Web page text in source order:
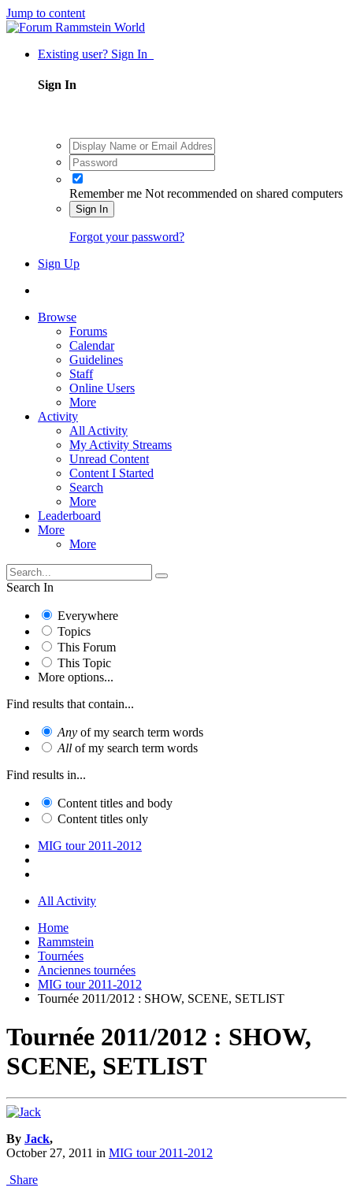
Jump to content
Existing user? Sign In
Sign In
Remember me Not recommended on shared computers
Sign In
Forgot your password?
Sign Up
Browse
Forums
Calendar
Guidelines
Staff
Online Users
More
Activity
All Activity
My Activity Streams
Unread Content
Content I Started
Search
More
Leaderboard
More
More
Search In
Everywhere
Topics
This Forum
This Topic
More options...
Find results that contain...
Any of my search term words
All of my search term words
Find results in...
Content titles and body
Content titles only
MIG tour 2011-2012
All Activity
Home
Rammstein
Tournées
Anciennes tournées
MIG tour 2011-2012
Tournée 2011/2012 : SHOW, SCENE, SETLIST
Tournée 2011/2012 : SHOW,
SCENE, SETLIST
By Jack,
October 27, 2011 in MIG tour 2011-2012
Share